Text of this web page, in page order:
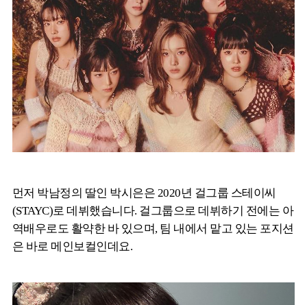
먼저 박남정의 딸인 박시은은 2020년 걸그룹 스테이씨
(STAYC)로 데뷔했습니다. 걸그룹으로 데뷔하기 전에는 아
역배우로도 활약한 바 있으며, 팀 내에서 맡고 있는 포지션
은 바로 메인보컬인데요.